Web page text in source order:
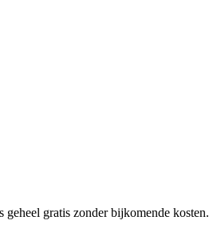
gratis zonder bijkomende kosten.